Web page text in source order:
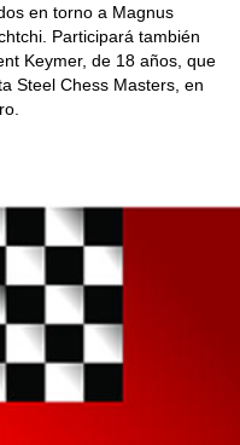
en torno a Magnus
Participará también
Keymer, de 18 años, que
Steel Chess Masters, en